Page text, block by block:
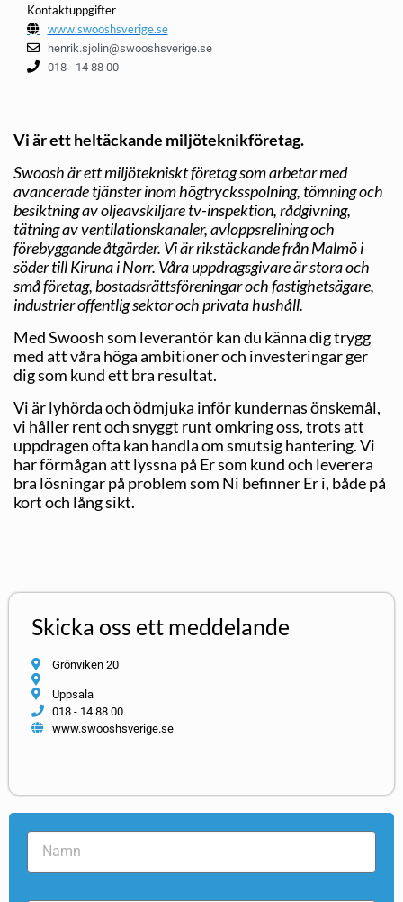
Kontaktuppgifter
www.swooshsverige.se
henrik.sjolin@swooshsverige.se
018 - 14 88 00
Vi är ett heltäckande miljöteknikföretag.
Swoosh är ett miljötekniskt företag som arbetar med
avancerade tjänster inom högtrycksspolning, tömning och
besiktning av oljeavskiljare tv-inspektion, rådgivning,
tätning av ventilationskanaler, avloppsrelining och
förebyggande åtgärder. Vi är rikstäckande från Malmö i
söder till Kiruna i Norr. Våra uppdragsgivare är stora och
små företag, bostadsrättsföreningar och fastighetsägare,
industrier offentlig sektor och privata hushåll.
Med Swoosh som leverantör kan du känna dig trygg
med att våra höga ambitioner och investeringar ger
dig som kund ett bra resultat.
Vi är lyhörda och ödmjuka inför kundernas önskemål,
vi håller rent och snyggt runt omkring oss, trots att
uppdragen ofta kan handla om smutsig hantering. Vi
har förmågan att lyssna på Er som kund och leverera
bra lösningar på problem som Ni befinner Er i, både på
kort och lång sikt.
Skicka oss ett meddelande
Grönviken 20
Uppsala
018 - 14 88 00
www.swooshsverige.se